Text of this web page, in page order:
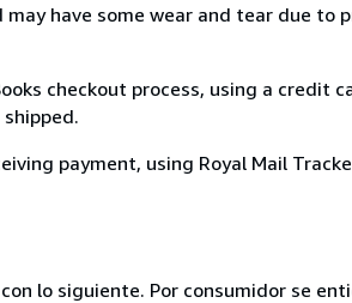
have some wear and tear due to
checkout process, using a credit
payment, using Royal Mail
lo siguiente. Por consumidor se